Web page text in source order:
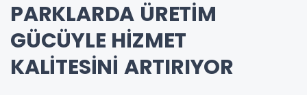
PARKLARDA ÜRETİM
GÜCÜYLE HİZMET
KALİTESİNİ ARTIRIYOR